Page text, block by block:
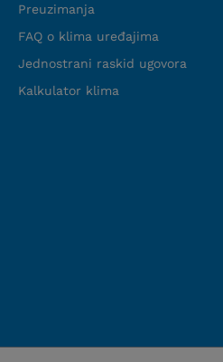
Preuzimanja
FAQ o klima uređajima
Jednostrani raskid ugovora
Kalkulator klima